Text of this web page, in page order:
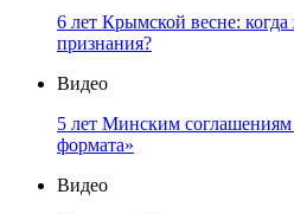
6 лет Крымской весне:
признания?
Видео
5 лет Минским
формата»
Видео